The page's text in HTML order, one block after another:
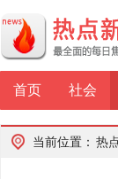
首页 社会
当前位置： 热